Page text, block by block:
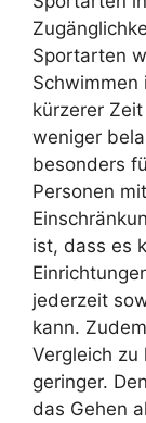
Sportarten
Schwimmen
kürzerer
weniger
besonders
Personen
ist, dass es
jederzeit
kann.
Vergleich
geringer.
das Gehen